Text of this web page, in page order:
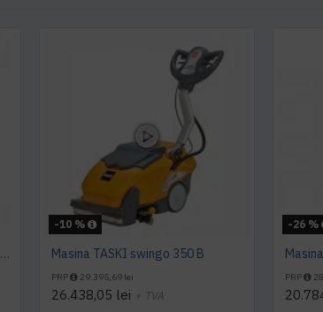
Masina TASKI swingo 350 B BMS EURO
-10 %
Masina TASKI swingo 350 B
PRP 29.395,69 lei
26.438,05 lei + TVA
-26 %
PRP